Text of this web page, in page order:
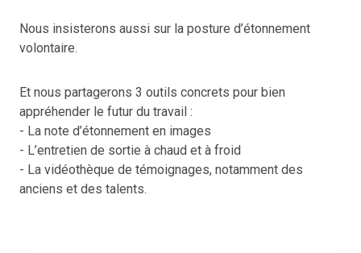
Nous insisterons aussi sur la posture d’étonnement
volontaire.
Et nous partagerons 3 outils concrets pour bien
appréhender le futur du travail :
- La note d’étonnement en images
- L’entretien de sortie à chaud et à froid
- La vidéothèque de témoignages, notamment des
anciens et des talents.